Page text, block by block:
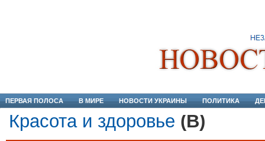
ПЕРВАЯ ПОЛОСА В МИРЕ НОВОСТИ УКРАИНЫ ПОЛИТИКА
Красота и здоровье (В)